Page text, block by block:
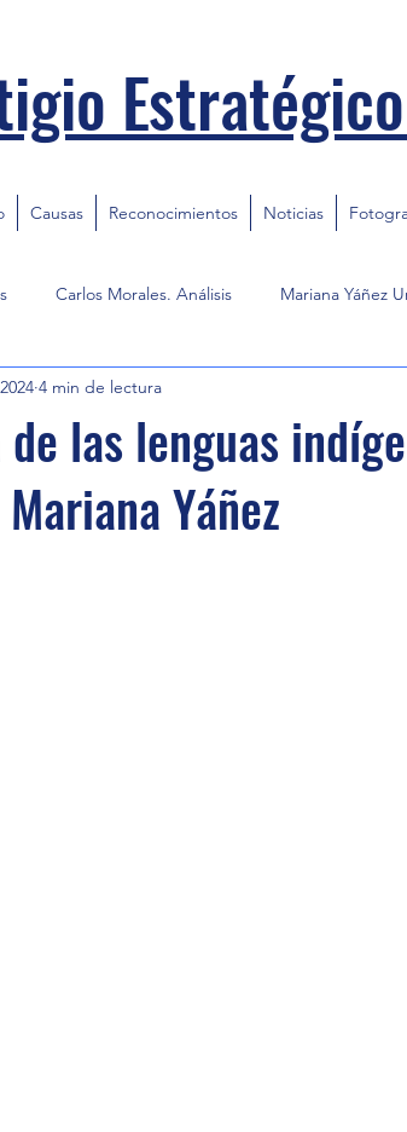
Causas Reconocimientos Noticias
Carlos Morales. Análisis Mariana Yáñez
las lenguas
Yáñez
4 min de lectura